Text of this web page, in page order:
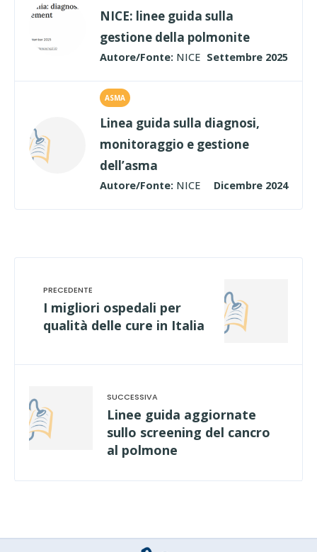
NICE: linee guida sulla
gestione della polmonite
Autore/Fonte: NICE Settembre 2025
ASMA
Linea guida sulla diagnosi,
monitoraggio e gestione
dell’asma
Autore/Fonte: NICE Dicembre 2024
I migliori ospedali per
qualità delle cure in Italia
Linee guida aggiornate
sullo screening del cancro
al polmone